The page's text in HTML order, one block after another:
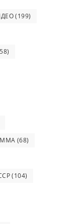
(199)
(68)
(104)